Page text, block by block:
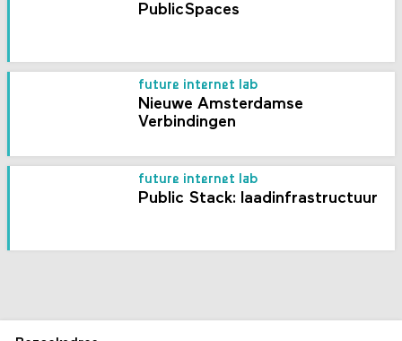
PublicSpaces
future internet lab
Nieuwe Amsterdamse
Verbindingen
future internet lab
Public Stack: laadinfrastructuur